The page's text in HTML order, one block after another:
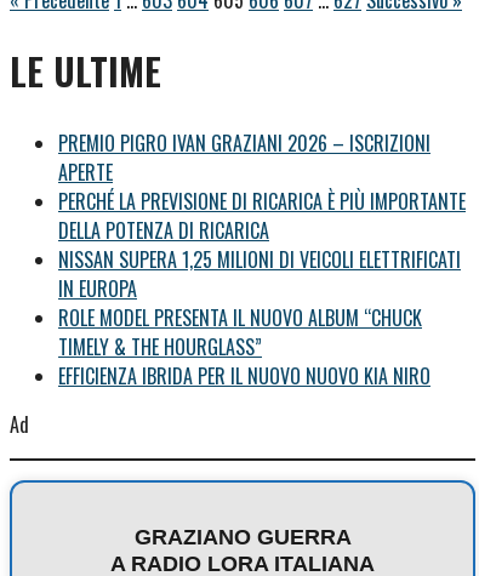
LE ULTIME
PREMIO PIGRO IVAN GRAZIANI 2026 – ISCRIZIONI
APERTE
PERCHÉ LA PREVISIONE DI RICARICA È PIÙ IMPORTANTE
DELLA POTENZA DI RICARICA
NISSAN SUPERA 1,25 MILIONI DI VEICOLI ELETTRIFICATI
IN EUROPA
ROLE MODEL PRESENTA IL NUOVO ALBUM “CHUCK
TIMELY & THE HOURGLASS”
EFFICIENZA IBRIDA PER IL NUOVO NUOVO KIA NIRO
Ad
GRAZIANO GUERRA
A RADIO LORA ITALIANA